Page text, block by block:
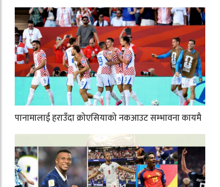
पानामालाई हराउँदा क्रोएसियाको नकआउट सम्भावना कायमै